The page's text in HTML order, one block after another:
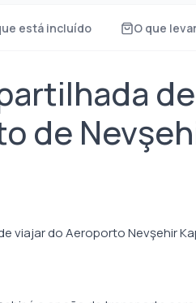
está incluído O que
de
de
viajar do Aeroporto Nevşehir